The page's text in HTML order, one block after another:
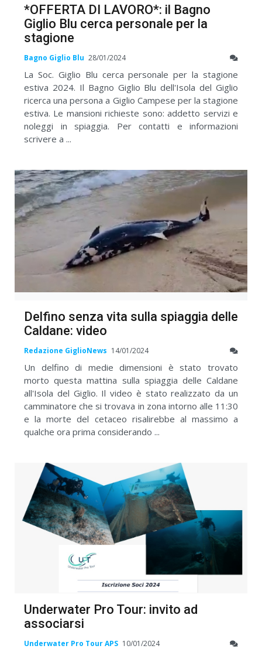
*OFFERTA DI LAVORO*: il Bagno
Giglio Blu cerca personale per la
stagione
Bagno Giglio Blu 28/01/2024
La Soc. Giglio Blu cerca personale per la stagione
estiva 2024. Il Bagno Giglio Blu dell'Isola del Giglio
ricerca una persona a Giglio Campese per la stagione
estiva. Le mansioni richieste sono: addetto servizi e
noleggi in spiaggia. Per contatti e informazioni
scrivere a ...
Delfino senza vita sulla spiaggia delle
Caldane: video
Redazione GiglioNews 14/01/2024
Un delfino di medie dimensioni è stato trovato
morto questa mattina sulla spiaggia delle Caldane
all'Isola del Giglio. Il video è stato realizzato da un
camminatore che si trovava in zona intorno alle 11:30
e la morte del cetaceo risalirebbe al massimo a
qualche ora prima considerando ...
Underwater Pro Tour: invito ad
associarsi
Underwater Pro Tour APS 10/01/2024